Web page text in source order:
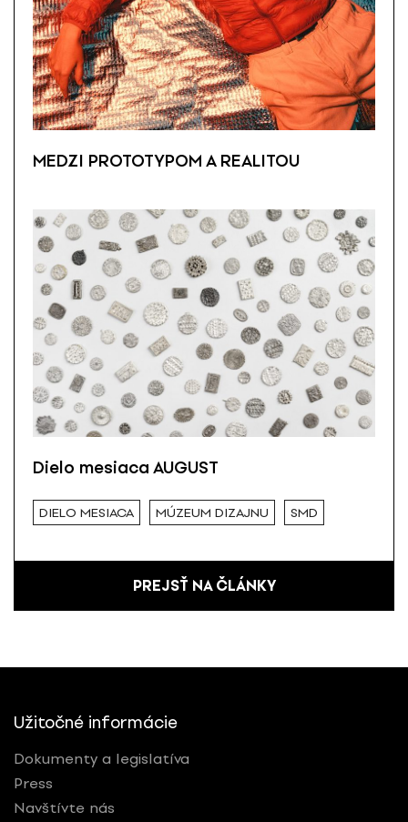
MEDZI PROTOTYPOM A REALITOU
Dielo mesiaca AUGUST
DIELO MESIACA MÚZEUM DIZAJNU SMD
PREJSŤ NA ČLÁNKY
Užitočné informácie
Dokumenty a legislatíva
Press
Navštívte nás